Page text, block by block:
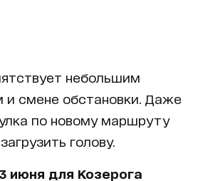
небольшим
и смене обстановки. Даже
по новому маршруту
голову.
июня для Козерога